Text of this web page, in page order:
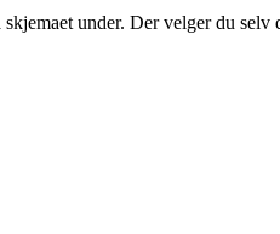
under. Der velger du selv